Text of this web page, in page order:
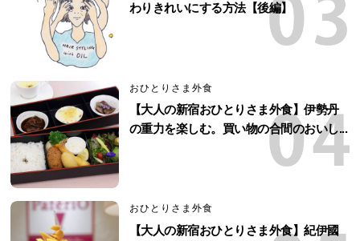
わりきれいにする方法【後編】
おひとりさま外食
【大人の新宿おひとりさま外食】伊勢丹
の重力を楽しむ。買い物の合間のおいし...
おひとりさま外食
【大人の新宿おひとりさま外食】紀伊國